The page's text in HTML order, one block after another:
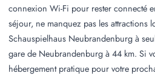
connexion Wi-Fi pour rester connecté
séjour, ne manquez pas les attractions
Schauspielhaus Neubrandenburg à
gare de Neubrandenburg à 44 km. Si
hébergement pratique pour votre